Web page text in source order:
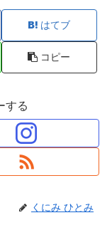
はてブ
コピー
する
くにみ ひとみ